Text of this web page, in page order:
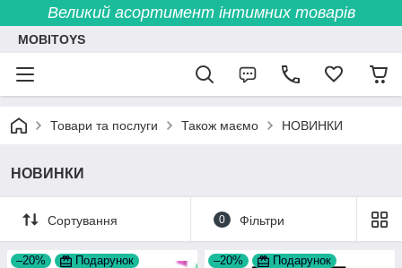
Великий асортимент інтимних товарів
MOBITOYS
Товари та послуги Також маємо НОВИНКИ
НОВИНКИ
Сортування 0 Фільтри
–20% Подарунок –20% Подарунок